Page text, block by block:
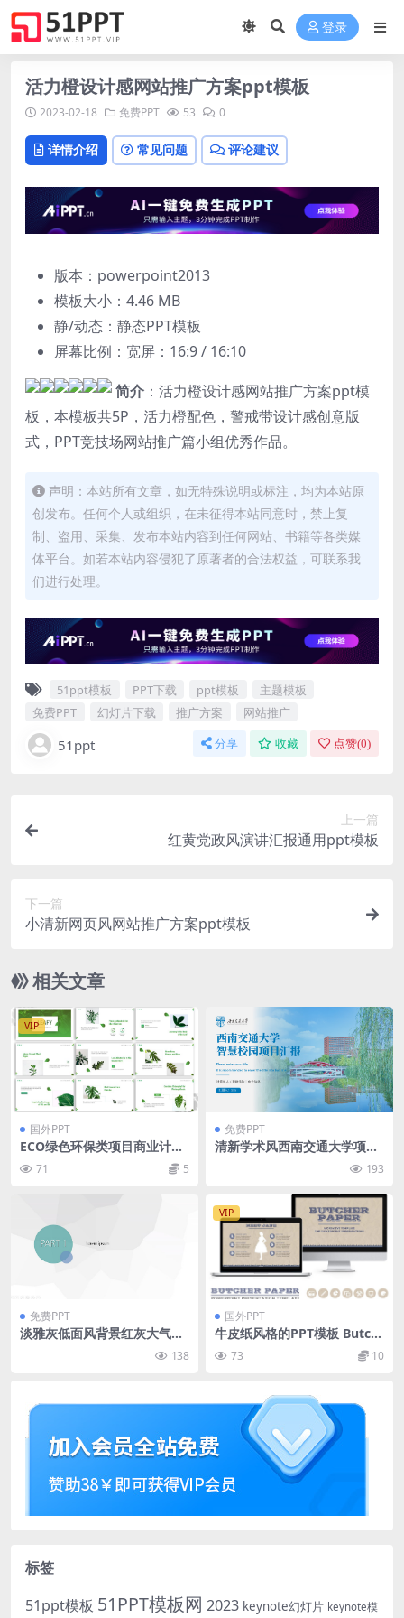
登录
活力橙设计感网站推广方案ppt模板
2023-02-18 免费PPT 53 0
详情介绍 常见问题 评论建议
版本：powerpoint2013
模板大小： 4.46 MB
静/动态：静态PPT模板
屏幕比例：宽屏：16:9 / 16:10
简介 ：活力橙设计感网站推广方案ppt模
板，本模板共5P，活力橙配色，警戒带设计感创意版
式，PPT竞技场网站推广篇小组优秀作品。
声明：本站所有文章，如无特殊说明或标注，均为本站原
创发布。任何个人或组织，在未征得本站同意时，禁止复
制、盗用、采集、发布本站内容到任何网站、书籍等各类媒
体平台。如若本站内容侵犯了原著者的合法权益，可联系我
们进行处理。
51ppt模板 PPT下载 ppt模板
主题模板
免费PPT
幻灯片下载 推广方案 网站推广
51ppt 分享 收藏 点赞(0)
上一篇
红黄党政风演讲汇报通用ppt模板
下一篇
小清新网页风网站推广方案ppt模板
相关文章
VIP
国外PPT
ECO绿色环保类项目商业计划
书PPT模板下载（PPTX）
71 5
免费PPT
清新学术风西南交通大学项目
193
免费PPT
淡雅灰低面风背景红灰大气商
138
VIP
国外PPT
牛皮纸风格的PPT模板 Butch
er Paper Powerpoint Temp
late73 10
标签
51ppt模板 51PPT模板网 2023 keynote幻灯片 keynote模